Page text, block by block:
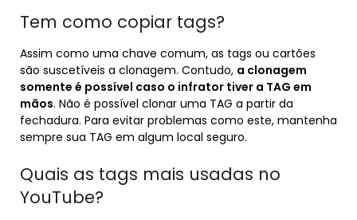
Tem como copiar tags?
Assim como uma chave comum, as tags ou cartões
são suscetíveis a clonagem. Contudo, a clonagem
somente é possível caso o infrator tiver a TAG em
mãos. Não é possível clonar uma TAG a partir da
fechadura. Para evitar problemas como este, mantenha
sempre sua TAG em algum local seguro.
Quais as tags mais usadas no
YouTube?